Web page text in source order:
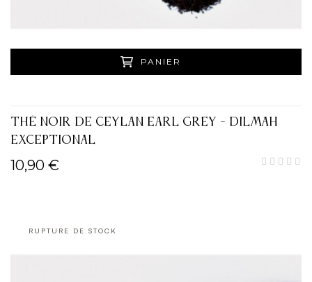
PANIER
THÉ NOIR DE CEYLAN EARL GREY - DILMAH
EXCEPTIONAL
10,90 €
RUPTURE DE STOCK